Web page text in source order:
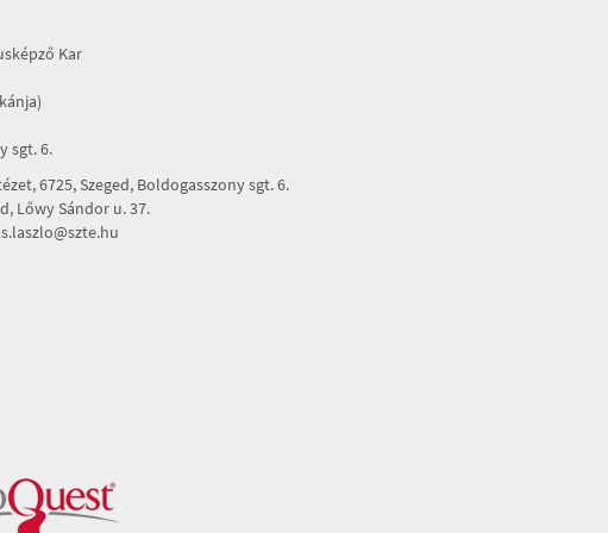
Kar
sgt. 6.
6725, Szeged, Boldogasszony sgt. 6.
Lőwy Sándor u. 37.